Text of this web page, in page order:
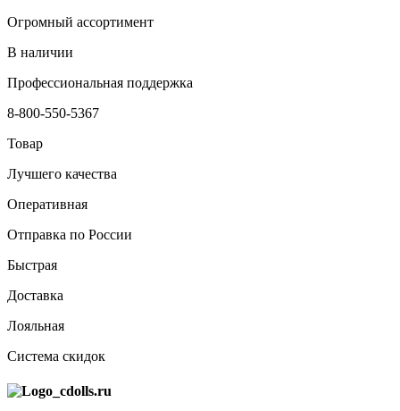
Огромный ассортимент
В наличии
Профессиональная поддержка
8-800-550-5367
Товар
Лучшего качества
Оперативная
Отправка по России
Быстрая
Доставка
Лояльная
Система скидок